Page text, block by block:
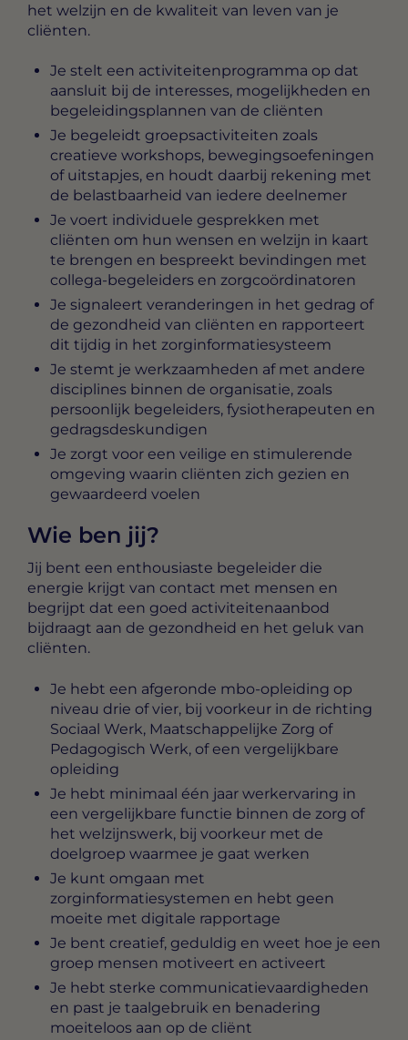
het welzijn en de kwaliteit van leven van je
cliënten.
Je stelt een activiteitenprogramma op dat
aansluit bij de interesses, mogelijkheden en
begeleidingsplannen van de cliënten
Je begeleidt groepsactiviteiten zoals
creatieve workshops, bewegingsoefeningen
of uitstapjes, en houdt daarbij rekening met
de belastbaarheid van iedere deelnemer
Je voert individuele gesprekken met
cliënten om hun wensen en welzijn in kaart
te brengen en bespreekt bevindingen met
collega-begeleiders en zorgcoördinatoren
Je signaleert veranderingen in het gedrag of
de gezondheid van cliënten en rapporteert
dit tijdig in het zorginformatiesysteem
Je stemt je werkzaamheden af met andere
disciplines binnen de organisatie, zoals
persoonlijk begeleiders, fysiotherapeuten en
gedragsdeskundigen
Je zorgt voor een veilige en stimulerende
omgeving waarin cliënten zich gezien en
gewaardeerd voelen
Wie ben jij?
Jij bent een enthousiaste begeleider die
energie krijgt van contact met mensen en
begrijpt dat een goed activiteitenaanbod
bijdraagt aan de gezondheid en het geluk van
cliënten.
Je hebt een afgeronde mbo-opleiding op
niveau drie of vier, bij voorkeur in de richting
Sociaal Werk, Maatschappelijke Zorg of
Pedagogisch Werk, of een vergelijkbare
opleiding
Je hebt minimaal één jaar werkervaring in
een vergelijkbare functie binnen de zorg of
het welzijnswerk, bij voorkeur met de
doelgroep waarmee je gaat werken
Je kunt omgaan met
zorginformatiesystemen en hebt geen
moeite met digitale rapportage
Je bent creatief, geduldig en weet hoe je een
groep mensen motiveert en activeert
Je hebt sterke communicatievaardigheden
en past je taalgebruik en benadering
moeiteloos aan op de cliënt